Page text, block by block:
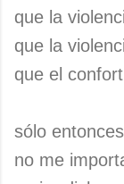
que la
que la
que el
sólo
no me